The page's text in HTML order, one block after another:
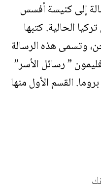
إلى كنيسة أفسس
الحالية. كتبها
وتسمى هذه الرسالة
” رسائل الأسر”
القسم الأول منها